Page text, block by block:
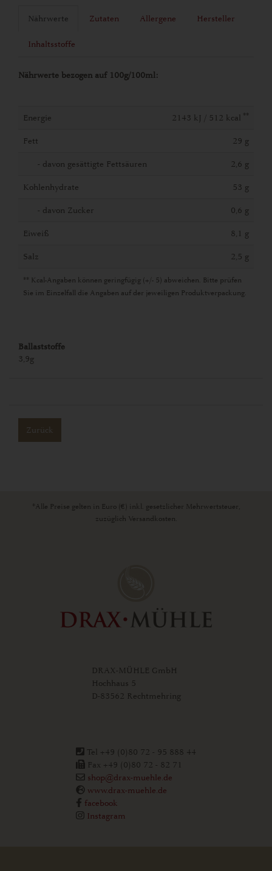
Nährwerte Zutaten Allergene Hersteller
Inhaltsstoffe
Nährwerte bezogen auf 100g/100ml:
Energie 2143 kJ / 512 kcal **
Fett 29 g
- davon gesättigte Fettsäuren 2,6 g
Kohlenhydrate 53 g
- davon Zucker 0,6 g
Eiweiß 8,1 g
Salz 2,5 g
** Kcal-Angaben können geringfügig (+/- 5) abweichen. Bitte prüfen
Sie im Einzelfall die Angaben auf der jeweiligen Produktverpackung.
Ballaststoffe
3,9g
Zurück
*Alle Preise gelten in Euro (€) inkl. gesetzlicher Mehrwertsteuer,
zuzüglich Versandkosten.
DRAX-MÜHLE GmbH
Hochhaus 5
D-83562 Rechtmehring
Tel +49 (0)80 72 - 95 888 44
Fax +49 (0)80 72 - 82 71
shop@drax-muehle.de
www.drax-muehle.de
facebook
Instagram